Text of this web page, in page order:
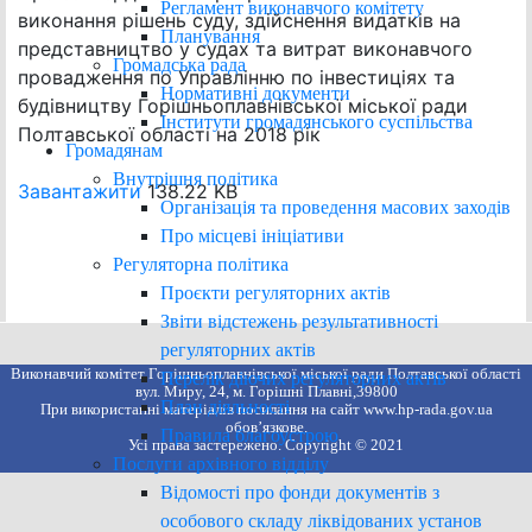
Регламент виконавчого комітету
Планування
Громадська рада
Нормативні документи
Інститути громадянського суспільства
Громадянам
Внутрішня політика
Організація та проведення масових заходів
Про місцеві ініціативи
Регуляторна політика
Проєкти регуляторних актів
Звіти відстежень результативності
регуляторних актів
Перелік діючих регуляторних актів
План діяльності
Правила благоустрою
Послуги архівного відділу
Відомості про фонди документів з
особового складу ліквідованих установ
виконання рішень суду, здійснення видатків на
представництво у судах та витрат виконавчого
провадження по Управлінню по інвестиціях та
будівництву Горішньоплавнівської міської ради
Полтавської області на 2018 рік
Завантажити138.22 KB
Виконавчий комітет Горішньоплавнівської міської ради Полтавської області
вул. Миру, 24, м. Горішні Плавні,39800
При використанні матеріалів посилання на сайт www.hp-rada.gov.ua
обов’язкове.
Усі права застережено. Copyright © 2021